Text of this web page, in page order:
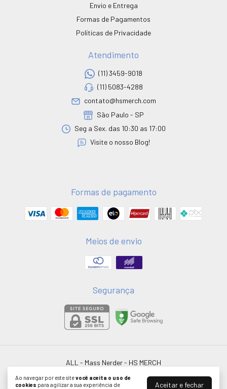
Ao navegar por este sitevocê aceita o uso de
cookies para agilizar a sua experiência de
Aceitar e fechar
Envio e Entrega
Formas de Pagamentos
Políticas de Privacidade
Atendimento
(11) 3459-9018
(11) 5083-4288
contato@hsmerch.com
São Paulo - SP
Seg a Sex. das 10:30 as 17:00
Visite o nosso Blog!
Formas de pagamento
Meios de envio
Segurança
ALL - Mass Nerder- HS MERCH